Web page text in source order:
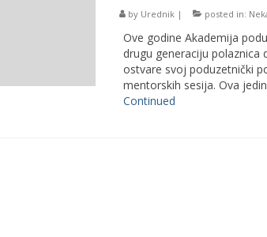
by Urednik| posted in:
Ove godine Akademija
drugu generaciju polaznica
ostvare svoj poduzetnički
mentorskih sesija. Ova
Continued